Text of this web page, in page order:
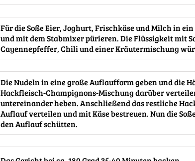
Für die Soße Eier, Joghurt, Frischkäse und Milch in ein
und mit dem Stabmixer pürieren. Die Flüssigkeit mit
Cayennepfeffer, Chili und einer Kräutermischung
Die Nudeln in eine große Auflaufform geben und die
Hackfleisch-Champignons-Mischung darüber
untereinander heben. Anschließend das restliche
Auflauf verteilen und mit Käse bestreuen. Nun die
den Auflauf schütten.